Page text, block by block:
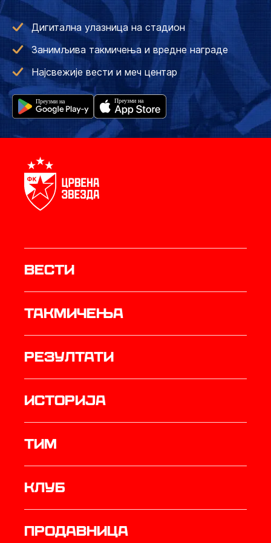
Дигитална улазница на стадион
Занимљива такмичења и вредне награде
Најсвежије вести и меч центар
Вести
Такмичења
резултати
историја
ТИМ
Клуб
продавница